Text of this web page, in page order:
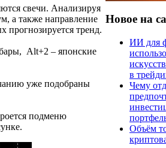
свечи. Анализируя
а также направление
прогнозируется тренд.
Alt+2 – японские
уже подобраны
подменю
Новое на
ИИ для
в
Чему
Объём